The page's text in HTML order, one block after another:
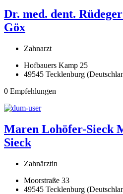
Dr. med. dent.
Göx
Zahnarzt
Hofbauers Kamp 25
49545 Tecklenburg
0 Empfehlungen
Maren Lohöfer-Sieck
Sieck
Zahnärztin
Moorstraße 33
49545 Tecklenburg